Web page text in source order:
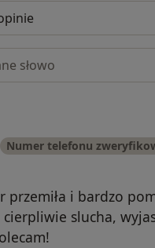
Numer telefonu
przemiła i bardzo
cierpliwie slucha,